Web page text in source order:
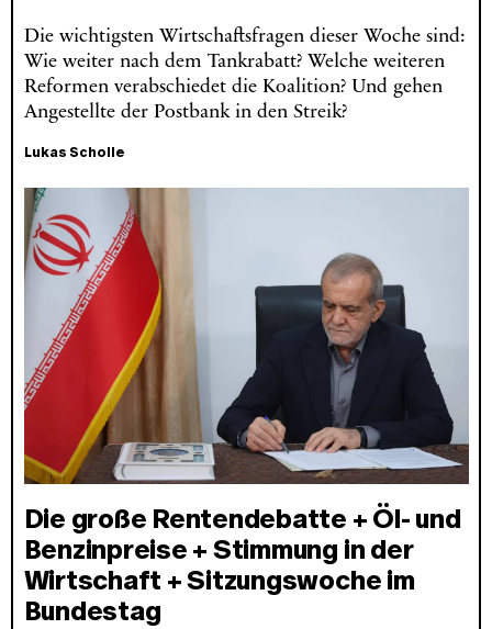
Die wichtigsten Wirtschaftsfragen dieser Woche sind:
Wie weiter nach dem Tankrabatt? Welche weiteren
Reformen verabschiedet die Koalition? Und gehen
Angestellte der Postbank in den Streik?
Lukas Scholle
Die große Rentendebatte + Öl- und
Benzinpreise + Stimmung in der
Wirtschaft + Sitzungswoche im
Bundestag